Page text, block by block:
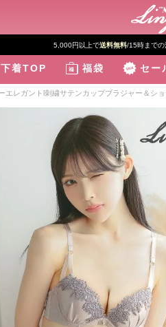
5,000円以上で送料無料/15時までの
下着TOP 福袋 セー
エレガントl刺繍サテンカップブラジャー＆ショ